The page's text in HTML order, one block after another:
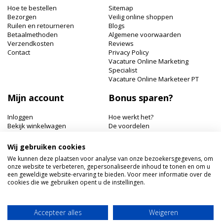
Hoe te bestellen
Bezorgen
Ruilen en retourneren
Betaalmethoden
Verzendkosten
Contact
Sitemap
Veilig online shoppen
Blogs
Algemene voorwaarden
Reviews
Privacy Policy
Vacature Online Marketing
Specialist
Vacature Online Marketeer PT
Mijn account
Inloggen
Bekijk winkelwagen
Bonus sparen?
Hoe werkt het?
De voordelen
Hairworldshop.nl
Havik 41, 3811 EX Amersfoort
+31 033 462 41 40
BTW NL: NL001956496B19
IBAN: NL59INGB0005905773
Wij gebruiken cookies
We kunnen deze plaatsen voor analyse van onze bezoekersgegevens, om
onze website te verbeteren, gepersonaliseerde inhoud te tonen en om u
een geweldige website-ervaring te bieden. Voor meer informatie over de
cookies die we gebruiken opent u de instellingen.
Accepteer alles Weigeren